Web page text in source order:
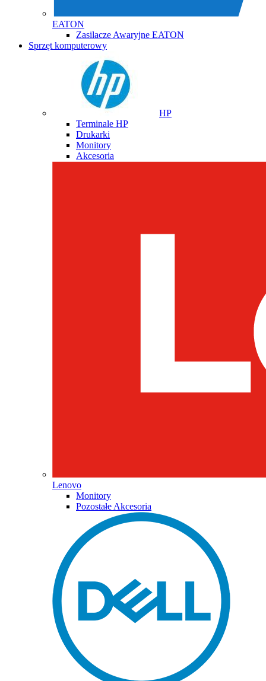
EATON
Zasilacze Awaryjne EATON
Sprzęt komputerowy
HP
Terminale HP
Drukarki
Monitory
Akcesoria
Lenovo
Monitory
Pozostałe Akcesoria